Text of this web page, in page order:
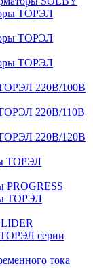
ТОРЭЛ
ТОРЭЛ
ТОРЭЛ
220В/100В
220В/110В
220В/120В
ТОРЭЛ
PROGRESS
ТОРЭЛ
LIDER
ТОРЭЛ серии
тока